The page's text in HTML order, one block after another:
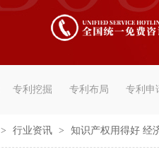
专利挖掘 专利布局 专利申
> 行业资讯 > 知识产权用得好 经